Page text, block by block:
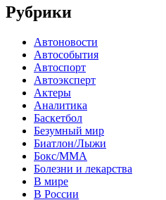
Рубрики
Автоновости
Автособытия
Автоспорт
Автоэксперт
Актеры
Аналитика
Баскетбол
Безумный мир
Биатлон/Лыжи
Бокс/MMA
Болезни и лекарства
В мире
В России